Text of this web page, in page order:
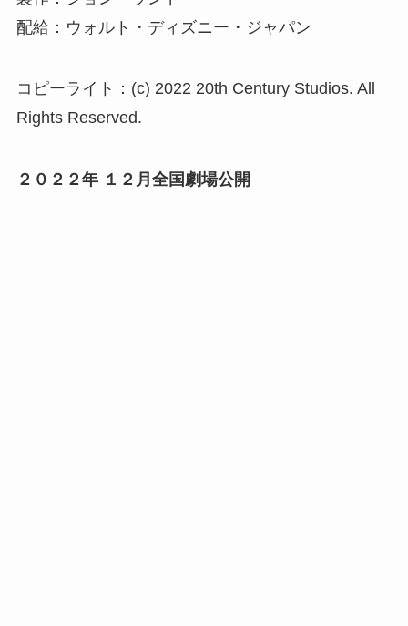
配給：ウォルト・ディズニー・ジャパン
コピーライト：(c) 2022 20th Century Studios. All
Rights Reserved.
２０２２年 １２月全国劇場公開